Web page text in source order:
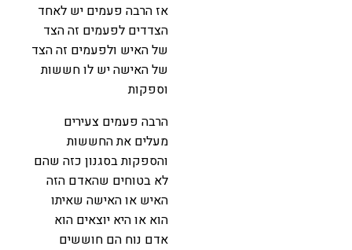
אז הרבה פעמים יש לאחד
הצדדים לפעמים זה הצד
של האיש ולפעמים זה הצד
של האישה יש לו חששות
וספקות
הרבה פעמים צעירים
מעלים את החששות
והספקות בסגנון כזה שהם
לא בטוחים שהאדם הזה
האיש או האישה שאיתו
הוא או היא יוצאים הוא
אדם נוח הם חוששים